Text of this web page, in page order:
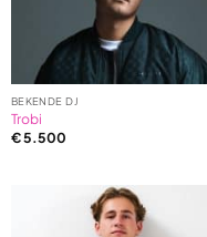
BEKENDE DJ
Trobi
€5.500